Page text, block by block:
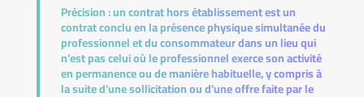
Précision :un contrat hors établissement est un
contrat conclu en la présence physique simultanée du
professionnel et du consommateur dans un lieu qui
n’est pas celui où le professionnel exerce son activité
en permanence ou de manière habituelle, y compris à
la suite d’une sollicitation ou d’une offre faite par le